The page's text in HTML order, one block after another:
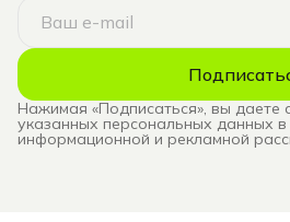
Нажимая «Подписаться», вы даете
указанных персональных данных в
информационной и рекламной